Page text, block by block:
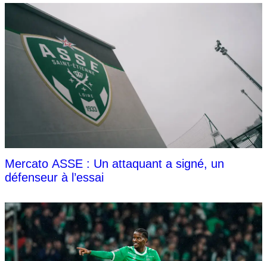
Mercato ASSE : Un attaquant a signé, un
défenseur à l’essai